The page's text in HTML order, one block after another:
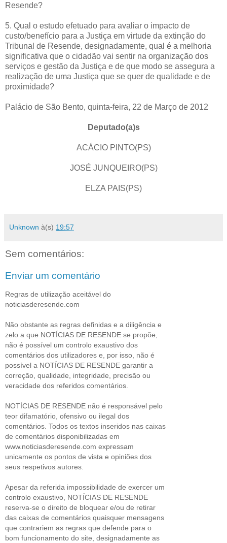
Resende?
5. Qual o estudo efetuado para avaliar o impacto de
custo/benefício para a Justiça em virtude da extinção do
Tribunal de Resende, designadamente, qual é a melhoria
significativa que o cidadão vai sentir na organização dos
serviços e gestão da Justiça e de que modo se assegura a
realização de uma Justiça que se quer de qualidade e de
proximidade?
Palácio de São Bento, quinta-feira, 22 de Março de 2012
Deputado(a)s
ACÁCIO PINTO(PS)
JOSÉ JUNQUEIRO(PS)
ELZA PAIS(PS)
Unknown à(s) 19:57
Sem comentários:
Enviar um comentário
Regras de utilização aceitável do
noticiasderesende.com
Não obstante as regras definidas e a diligência e
zelo a que NOTÍCIAS DE RESENDE se propõe,
não é possível um controlo exaustivo dos
comentários dos utilizadores e, por isso, não é
possível a NOTÍCIAS DE RESENDE garantir a
correção, qualidade, integridade, precisão ou
veracidade dos referidos comentários.
NOTÍCIAS DE RESENDE não é responsável pelo
teor difamatório, ofensivo ou ilegal dos
comentários. Todos os textos inseridos nas caixas
de comentários disponibilizadas em
www.noticiasderesende.com expressam
unicamente os pontos de vista e opiniões dos
seus respetivos autores.
Apesar da referida impossibilidade de exercer um
controlo exaustivo, NOTÍCIAS DE RESENDE
reserva-se o direito de bloquear e/ou de retirar
das caixas de comentários quaisquer mensagens
que contrariem as regras que defende para o
bom funcionamento do site, designadamente as